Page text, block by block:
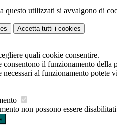
questo utilizzati si avvalgono di
Accetta tutti i cookies
quali cookie consentire.
consentono il funzionamento della
al funzionamento potete
non possono essere